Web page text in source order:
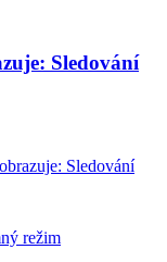
Sledování
Sledování